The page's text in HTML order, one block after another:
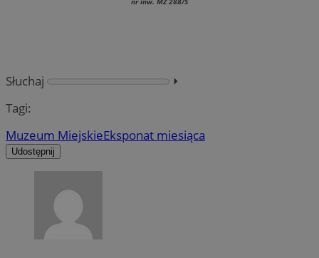
Słuchaj
⏵︎
Tagi:
Muzeum MiejskieEksponat miesiąca
Udostępnij